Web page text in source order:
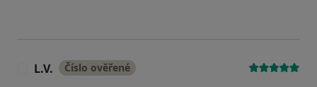
L.V. Číslo ověřené